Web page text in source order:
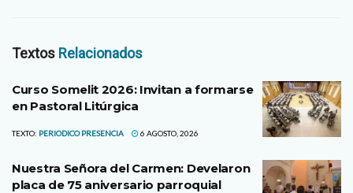
Textos Relacionados
Curso Somelit 2026: Invitan a formarse
en Pastoral Litúrgica
TEXTO: PERIODICO PRESENCIA 6 AGOSTO, 2026
Nuestra Señora del Carmen: Develaron
placa de 75 aniversario parroquial